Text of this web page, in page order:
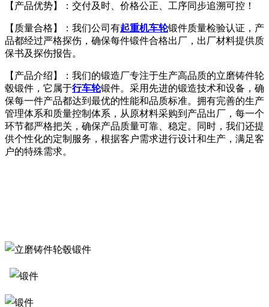
【产品优势】：交付及时、价格公正、工序同步追溯可控！
【质量合格】：我们公司有起重机车轮锻件质量检验认证，产
品都经过严格探伤，确保每件锻件合格出厂，出厂材料提供质
保书及探伤报告。
【产品介绍】：我们的锻造厂专注于生产高品质的立磨铸件轮
毂锻件，它属于行车轮锻件。采用先进的锻造技术和设备，确
保每一件产品都达到最优的性能和品质标准。拥有完善的生产
管理体系和质量控制体系，从原材料采购到产品出厂，每一个
环节都严格把关，确保产品质量可靠、稳定。同时，我们还提
供个性化的定制服务，根据客户需求进行设计和生产，满足客
户的特殊需求。